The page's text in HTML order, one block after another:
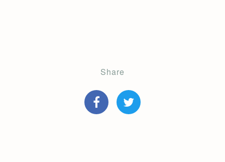
Share